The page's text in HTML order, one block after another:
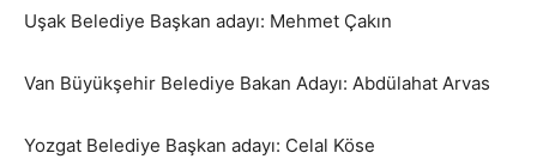
Uşak Belediye Başkan adayı: Mehmet Çakın
Van Büyükşehir Belediye Bakan Adayı: Abdülahat Arvas
Yozgat Belediye Başkan adayı: Celal Köse